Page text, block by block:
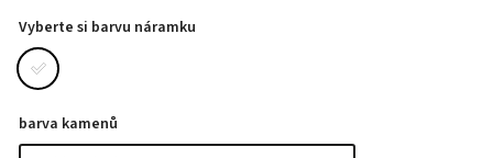
Vyberte si barvu náramku
barva kamenů